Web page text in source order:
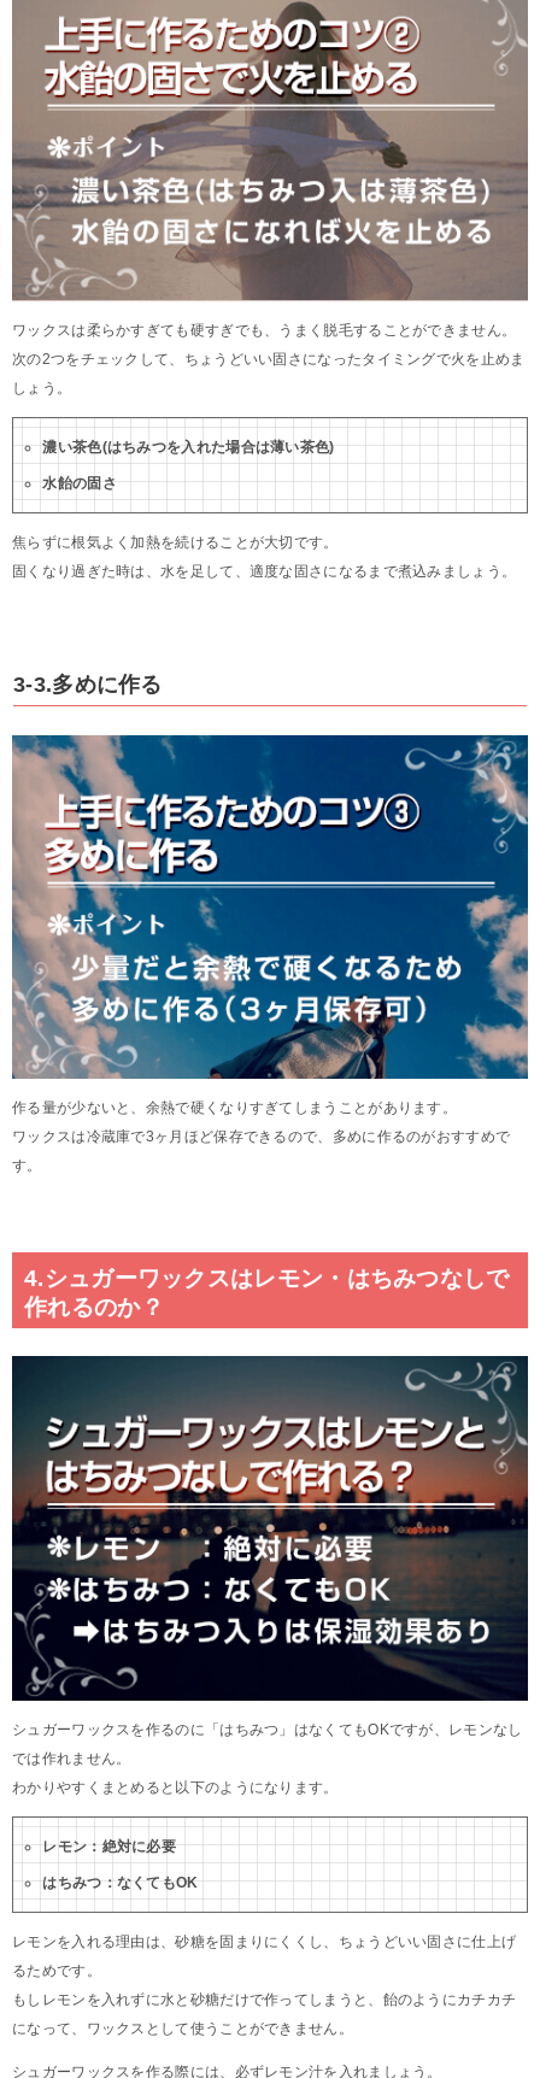
ワックスは柔らかすぎても硬すぎでも、うまく脱毛することができません。
次の2つをチェックして、ちょうどいい固さになったタイミングで火を止めま
しょう。
濃い茶色(はちみつを入れた場合は薄い茶色)
水飴の固さ
焦らずに根気よく加熱を続けることが大切です。
固くなり過ぎた時は、水を足して、適度な固さになるまで煮込みましょう。
3-3.多めに作る
作る量が少ないと、余熱で硬くなりすぎてしまうことがあります。
ワックスは冷蔵庫で3ヶ月ほど保存できるので、多めに作るのがおすすめで
す。
4.シュガーワックスはレモン・はちみつなしで
作れるのか？
シュガーワックスを作るのに「はちみつ」はなくてもOKですが、レモンなし
では作れません。
わかりやすくまとめると以下のようになります。
レモン：絶対に必要
はちみつ：なくてもOK
レモンを入れる理由は、砂糖を固まりにくくし、ちょうどいい固さに仕上げ
るためです。
もしレモンを入れずに水と砂糖だけで作ってしまうと、飴のようにカチカチ
になって、ワックスとして使うことができません。
シュガーワックスを作る際には、必ずレモン汁を入れましょう。